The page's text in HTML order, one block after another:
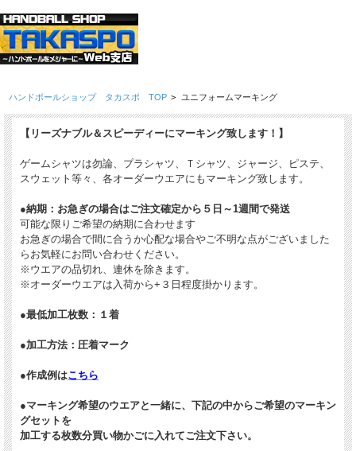
ハンドボールショップ タカスポ TOP > ユニフォームマーキング
【リーズナブル＆スピーディーにマーキング致します！】
ゲームシャツは勿論、プラシャツ、Ｔシャツ、ジャージ、ピステ、
スウェット等々、各オーダーウエアにもマーキング致します。
●納期：お急ぎの場合はご注文確定から５日～1週間で発送
可能な限りご希望の納期に合わせます
お急ぎの場合で間に合うか心配な場合やご不明な点がございました
らお気軽にお問い合わせください。
※ウエアの品切れ、連休を除きます。
※オーダーウエアは入荷から+３日程度掛かります。
●最低加工枚数：１着
●加工方法：圧着マーク
●作成例はこちら
●マーキング希望のウエアと一緒に、下記の中からご希望のマーキン
グセットを
加工する枚数分買い物かごに入れてご注文下さい。